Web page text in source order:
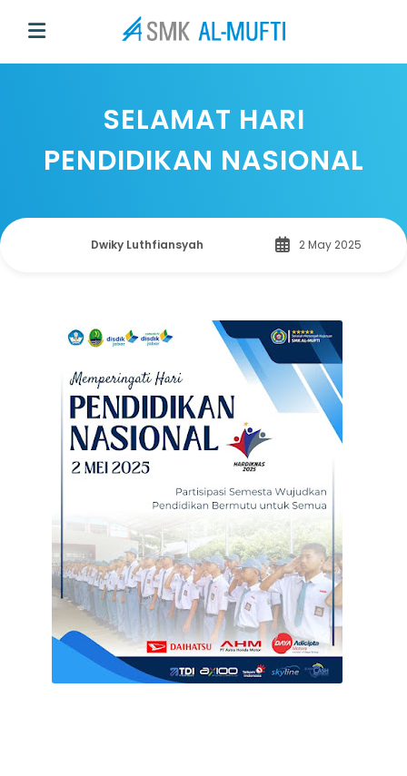
SELAMAT HARI
PENDIDIKAN NASIONAL
Dwiky Luthfiansyah 2 May 2025